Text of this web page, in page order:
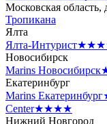
Московская область,
Тропикана
Ялта
Ялта-Интурист
Новосибирск
Marins Новосибирск
Екатеринбург
Marins Екатеринбург
Center★★★★
Нижний Новгород